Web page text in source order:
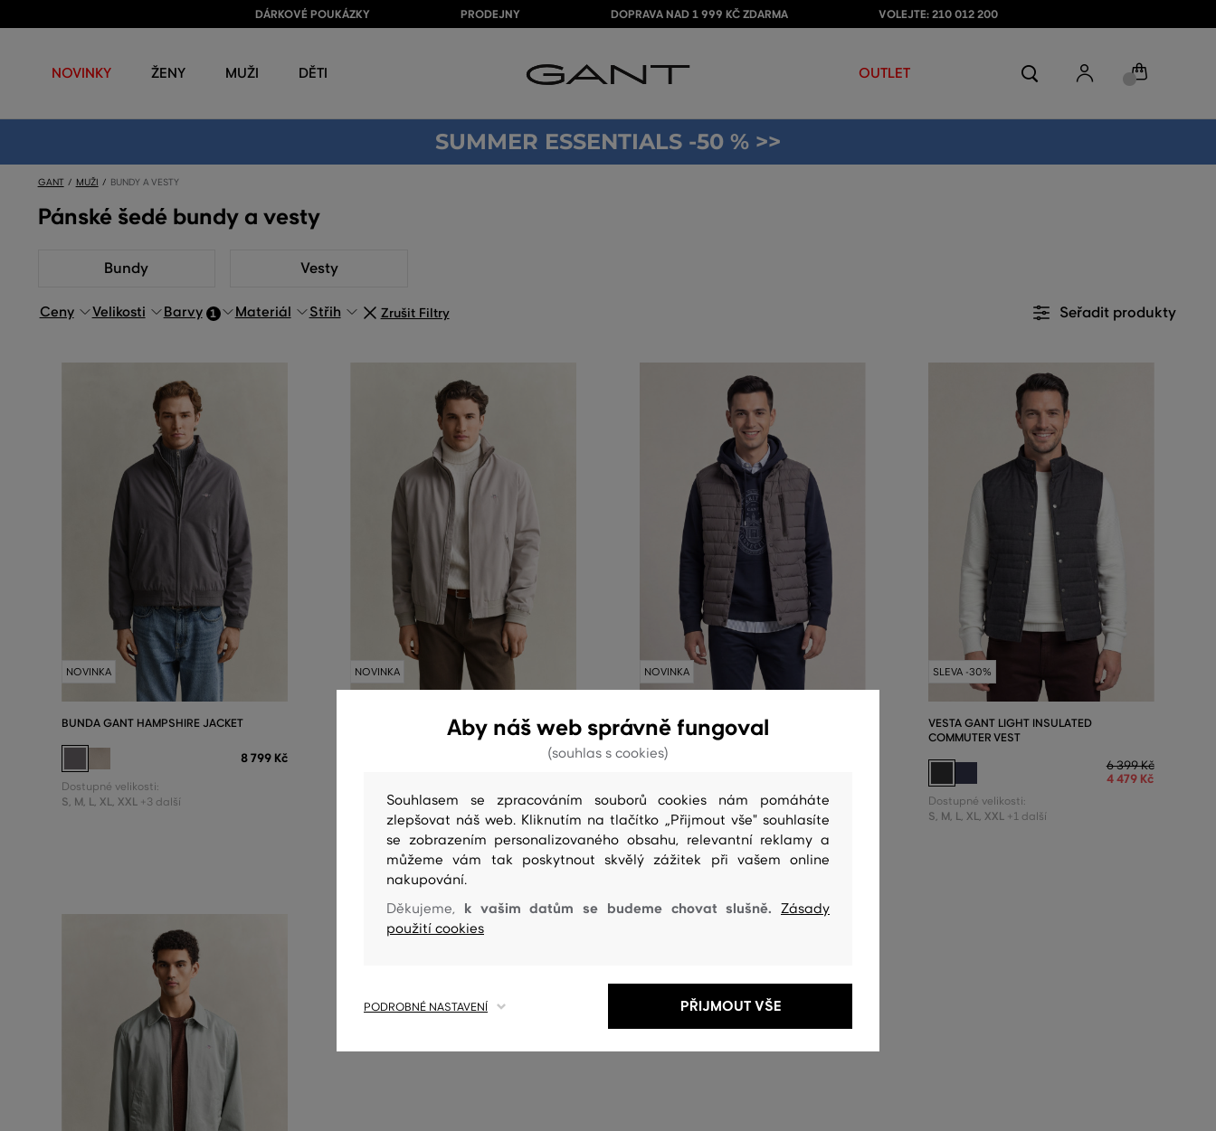
DÁRKOVÉ POUKÁZKY PRODEJNY DOPRAVA NAD 1 999 KČ ZDARMA VOLEJTE: 210 012 200
NOVINKY ŽENY MUŽI DĚTI OUTLET
SUMMER ESSENTIALS -50 % >>
GANT MUŽI BUNDY A VESTY
Pánské šedé bundy a vesty
Bundy Vesty
Ceny Velikosti Barvy 1 Materiál Střih Zrušit Filtry Seřadit produkty
NOVINKA
BUNDA GANT HAMPSHIRE JACKET
8 799 Kč
Dostupné velikosti:
S, M, L, XL, XXL +3 další
NOVINKA
BUNDA GANT HAMPSHIRE JACKET
8 799 Kč
XL, XXL +3 další
NOVINKA
VESTA GANT ULTRA LIGHT DOWN VEST
S M, L, XL, XXL +1 další
SLEVA -30%
VESTA GANT LIGHT INSULATED
COMMUTER VEST
6 399 Kč
4 479 Kč
Dostupné velikosti:
S, M, L, XL, XXL +1 další
Aby náš web správně fungoval
(souhlas s cookies)
Souhlasem se zpracováním souborů cookies nám pomáháte
zlepšovat náš web. Kliknutím na tlačítko „Přijmout vše" souhlasíte
se zobrazením personalizovaného obsahu, relevantní reklamy a
můžeme vám tak poskytnout skvělý zážitek při vašem online
nakupování.
Děkujeme, k vašim datům se budeme chovat slušně. Zásady
použití cookies
PODROBNÉ NASTAVENÍ PŘIJMOUT VŠE